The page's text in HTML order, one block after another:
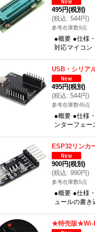
495円(税別)
(税込: 544円)
参考在庫数9点
●概要 ●仕様
対応マイコン
USB・シリア
495円(税別)
(税込: 544円)
参考在庫数45点
●概要 ●仕様
ンターフェ
ESP32リンカ
900円(税別)
(税込: 990円)
参考在庫数5点
●概要 ●仕様
ュールの書
★特売版★Wi-